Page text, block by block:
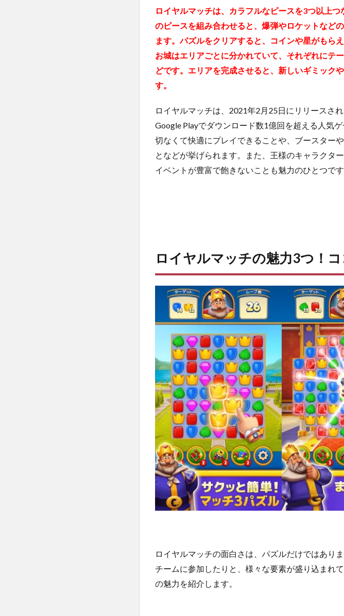
マイ
る！
2.2
②王
救う
ミニ
ゲー
ムが
楽し
い！
間と
協力
でき
る！
ロ
イ
ヤ
ッ
チ
の
序
盤
略
の
コ
ツ
3.1
①ス
ペシ
作っ
て有
利に
進め
ロイヤルマッチは、カラフルなピースを3つ以上
のピースを組み合わせると、爆弾やロケットなど
ます。パズルをクリアすると、コインや星がもら
お城はエリアごとに分かれていて、それぞれにテ
どです。エリアを完成させると、新しいギミック
す。
ロイヤルマッチは、2021年2月25日にリリースさ
Google Playでダウンロード数1億回を超える人気
切なくて快適にプレイできることや、ブースター
となどが挙げられます。また、王様のキャラクタ
イベントが豊富で飽きないことも魅力のひとつです
ロイヤルマッチの魅力3つ！コ
ロイヤルマッチの面白さは、パズルだけではあり
チームに参加したりと、様々な要素が盛り込まれ
の魅力を紹介します。